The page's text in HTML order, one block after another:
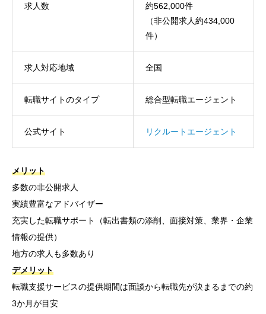
求人数
約562,000件
（非公開求人約434,000
件）
求人対応地域 全国
転職サイトのタイプ 総合型転職エージェント
公式サイト リクルートエージェント
メリット
多数の非公開求人
実績豊富なアドバイザー
充実した転職サポート（転出書類の添削、面接対策、業界・企業
情報の提供）
地方の求人も多数あり
デメリット
転職支援サービスの提供期間は面談から転職先が決まるまでの約
3か月が目安